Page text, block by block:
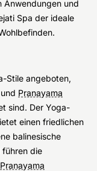
Anwendungen und
Spa der ideale
Stile angeboten,
Pranayama
sind. Der Yoga-
einen friedlichen
balinesische
führen die
Pranayama